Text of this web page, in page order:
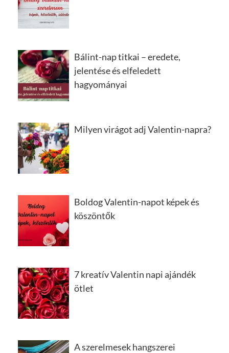
Bálint-nap titkai – eredete,
jelentése és elfeledett
hagyományai
Milyen virágot adj Valentin-napra?
Boldog Valentin-napot képek és
köszöntők
7 kreatív Valentin napi ajándék
ötlet
A szerelmesek hangszerei